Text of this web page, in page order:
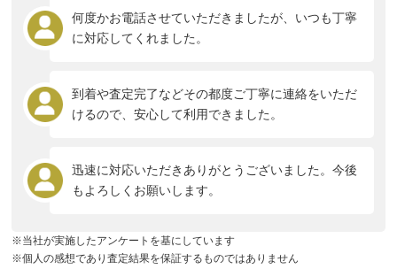
何度かお電話させていただきましたが、いつも丁寧
に対応してくれました。
到着や査定完了などその都度ご丁寧に連絡をいただ
けるので、安心して利用できました。
迅速に対応いただきありがとうございました。今後
もよろしくお願いします。
※当社が実施したアンケートを基にしています
※個人の感想であり査定結果を保証するものではありません